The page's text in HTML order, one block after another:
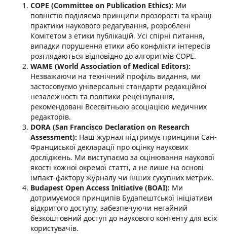
COPE (Committee on Publication Ethics): Ми
повністю поділяємо принципи прозорості та кращі
практики наукового редагування, розроблені
Комітетом з етики публікацій. Усі спірні питання,
випадки порушення етики або конфлікти інтересів
розглядаються відповідно до алгоритмів COPE.
WAME (World Association of Medical Editors):
Незважаючи на технічний профіль видання, ми
застосовуємо універсальні стандарти редакційної
незалежності та політики рецензування,
рекомендовані Всесвітньою асоціацією медичних
редакторів.
DORA (San Francisco Declaration on Research
Assessment): Наш журнал підтримує принципи Сан-
Франциської декларації про оцінку наукових
досліджень. Ми виступаємо за оцінювання наукової
якості кожної окремої статті, а не лише на основі
імпакт-фактору журналу чи інших сукупних метрик.
Budapest Open Access Initiative (BOAI): Ми
дотримуємося принципів Будапештської ініціативи
відкритого доступу, забезпечуючи негайний
безкоштовний доступ до наукового контенту для всіх
користувачів.